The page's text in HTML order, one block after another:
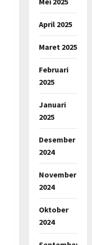
April 2025
Maret 2025
Februari
2025
Januari
2025
Desember
2024
November
2024
Oktober
2024